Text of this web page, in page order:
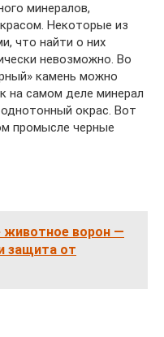
минералов,
Некоторые из
что найти о них
невозможно. Во
камень можно
на самом деле минерал
окрас. Вот
промысле черные
животное ворон —
защита от